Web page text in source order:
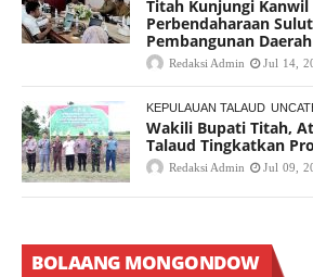
Titah Kunjungi
Perbendaharaan
Pembangunan Daerah
Redaksi Admin Jul 14,
KEPULAUAN TALAUD
Wakili Bupati Titah,
Talaud Tingkatkan
Redaksi Admin Jul 09,
BOLAANG MONGONDOW